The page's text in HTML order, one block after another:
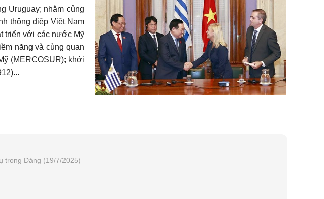
Uruguay; nhằm củng
thông điệp Việt Nam
triển với các nước Mỹ
năng và cùng quan
(MERCOSUR); khởi
trong Đảng (19/7/2025)